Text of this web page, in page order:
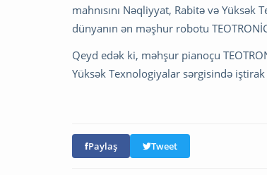
mahnısını Nəqliyyat, Rabitə və
dünyanın ən məşhur robotu
Qeyd edək ki, məhşur pianoçu
Yüksək Texnologiyalar sərgisində
Paylaş Tweet